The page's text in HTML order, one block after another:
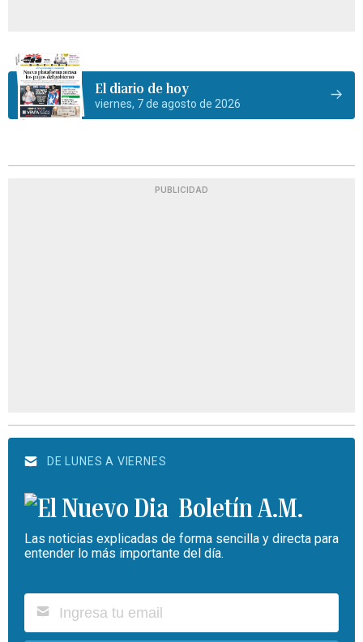
El diario de hoy
viernes, 7 de agosto de 2026
PUBLICIDAD
DE LUNES A VIERNES
Boletín A.M.
Las noticias explicadas de forma sencilla y directa para
entender lo más importante del día.